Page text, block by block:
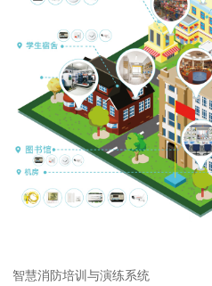
智慧消防培训与演练系统